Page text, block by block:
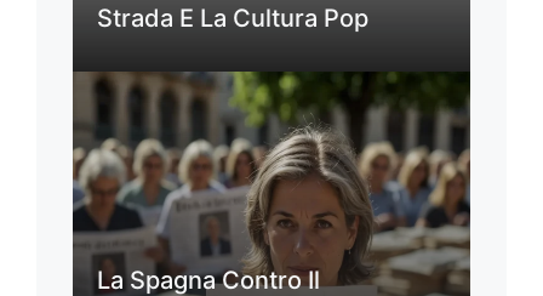
Strada E La Cultura Pop
La Spagna Contro Il